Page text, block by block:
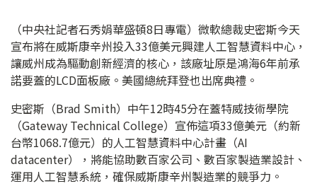
（中央社記者石秀娟華盛頓8日專電）微軟總裁史密斯今天
宣布將在威斯康辛州投入33億美元興建人工智慧資料中心，
讓威州成為驅動創新經濟的核心，該廠址原是鴻海6年前承
諾要蓋的LCD面板廠。美國總統拜登也出席典禮。
史密斯（Brad Smith）中午12時45分在蓋特威技術學院
（Gateway Technical College）宣佈這項33億美元（約新
台幣1068.7億元）的人工智慧資料中心計畫（AI
datacenter），將能協助數百家公司、數百家製造業設計、
運用人工智慧系統，確保威斯康辛州製造業的競爭力。